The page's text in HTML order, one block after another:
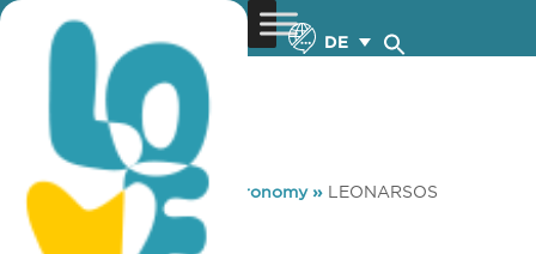
DE
You are here: Home »Gastronomy» LEONARSOS
LEONARSOS